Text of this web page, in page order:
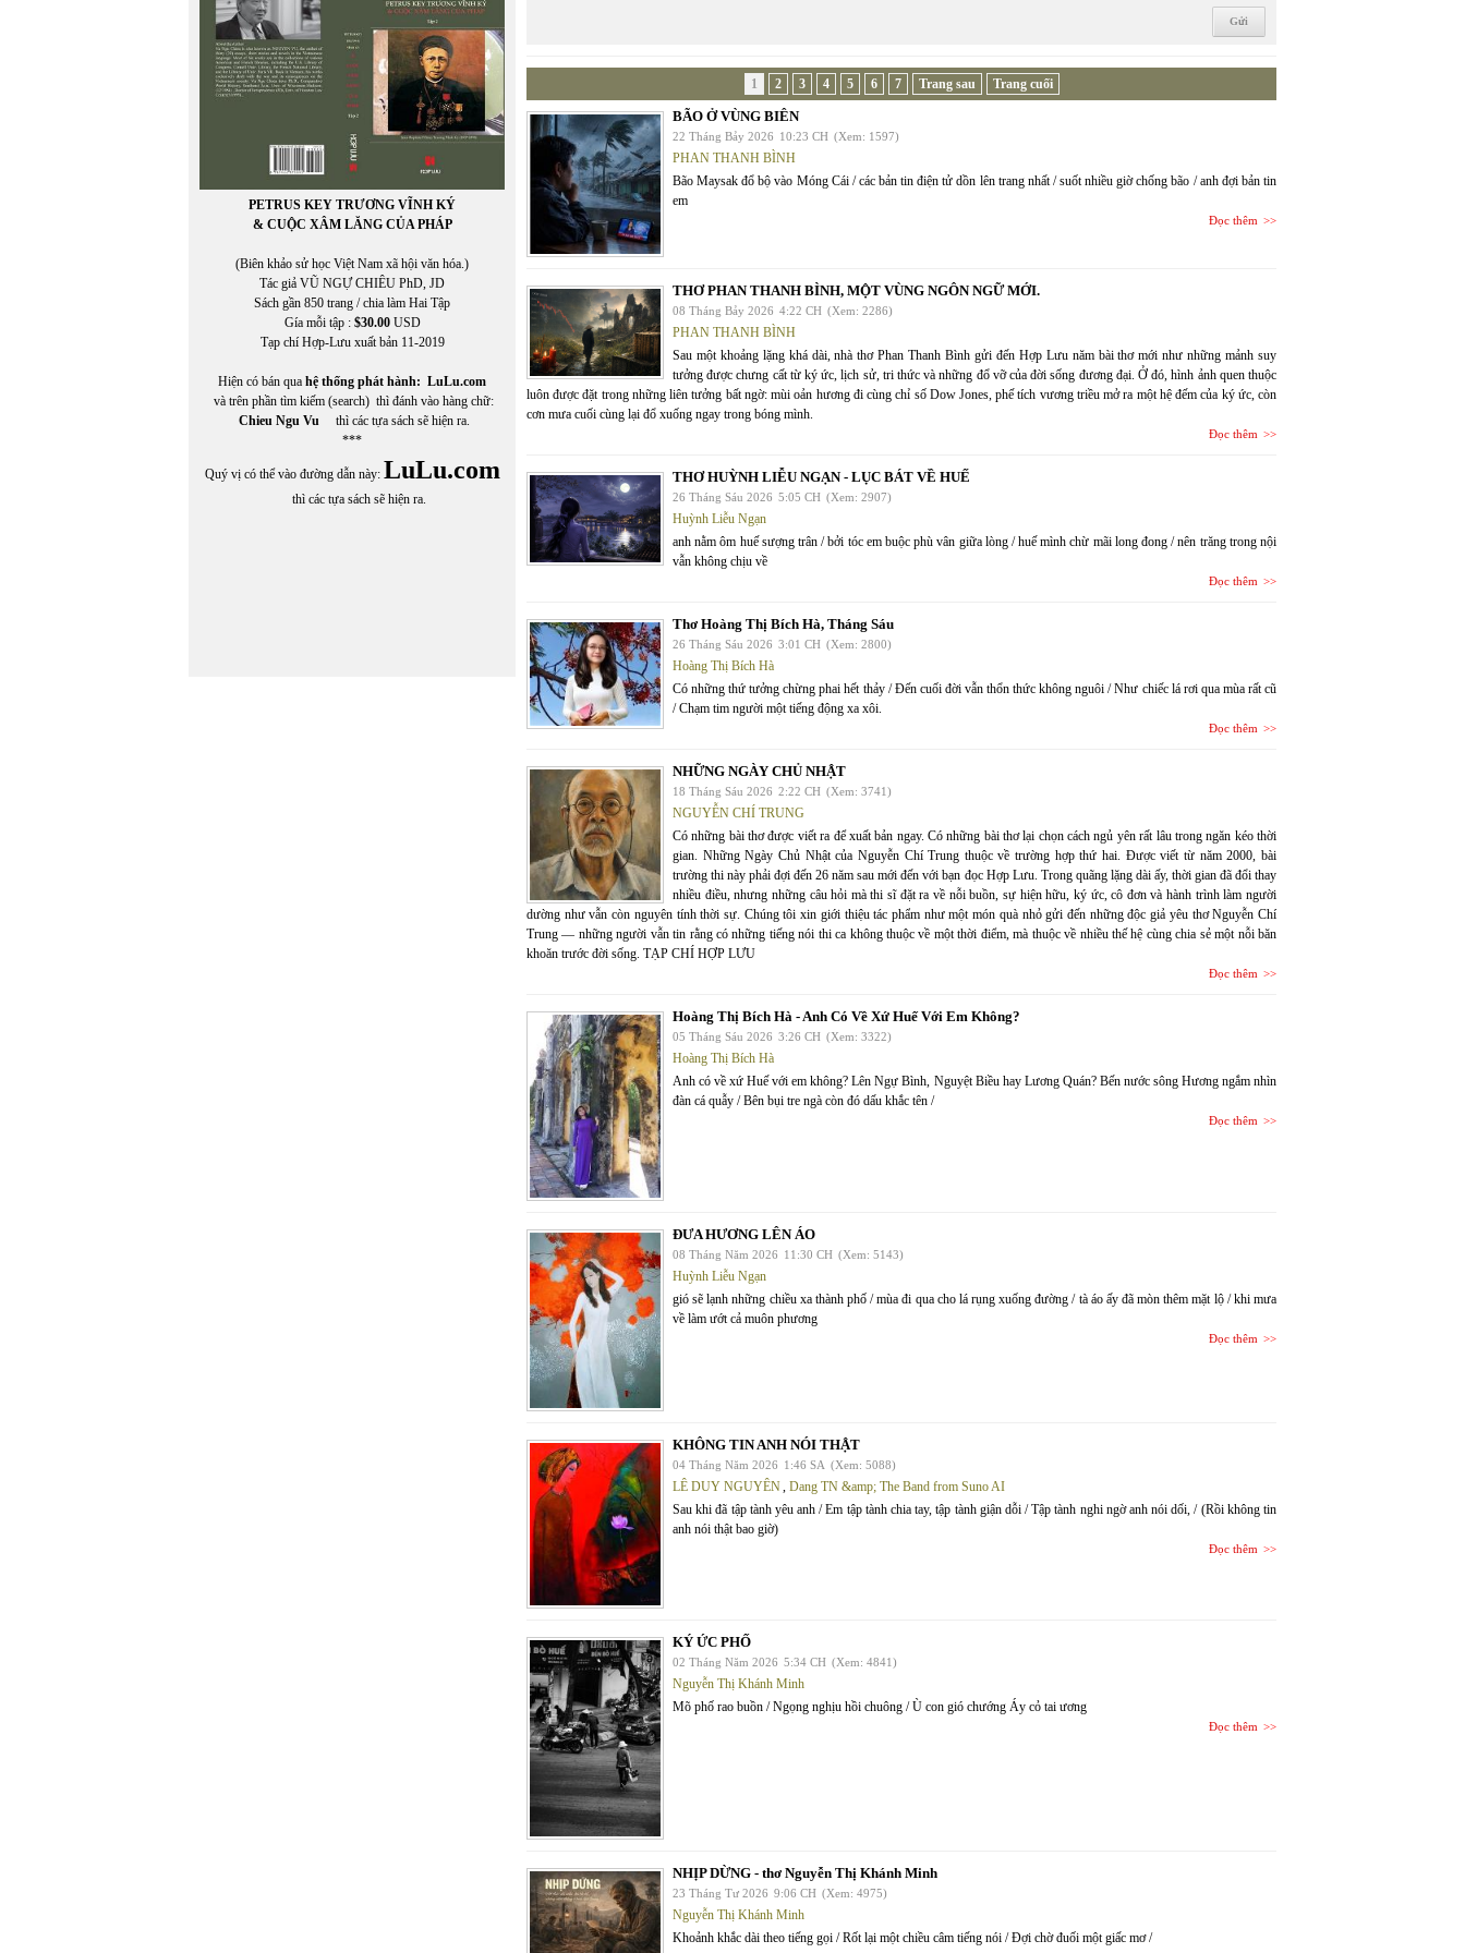
PETRUS KEY TRƯƠNG VĨNH KÝ
& CUỘC XÂM LĂNG CỦA PHÁP
(Biên khảo sử học Việt Nam xã hội văn hóa.)
Tác giả VŨ NGỰ CHIÊU PhD, JD
Sách gần 850 trang / chia làm Hai Tập
Gía mỗi tập : $30.00USD
Tạp chí Hợp-Lưu xuất bản 11-2019
Hiện có bán qua hệ thống phát hành: LuLu.com
và trên phần tìm kiếm (search) thì đánh vào hàng chữ:
Chieu Ngu Vu thì các tựa sách sẽ hiện ra.
***
Quý vị có thể vào đường dẫn này: LuLu.com
thì các tựa sách sẽ hiện ra.
1 2 3 4 5 6 7 Trang sau Trang cuối
BÃO Ở VÙNG BIÊN
22 Tháng Bảy 2026 10:23 CH (Xem: 1597)
PHAN THANH BÌNH
Bão Maysak đổ bộ vào Móng Cái / các bản tin điện tử dồn lên trang nhất / suốt nhiều giờ chống bão / anh đợi bản tin
em
Đọc thêm
THƠ PHAN THANH BÌNH, MỘT VÙNG NGÔN NGỮ MỚI.
08 Tháng Bảy 2026 4:22 CH (Xem: 2286)
PHAN THANH BÌNH
Sau một khoảng lặng khá dài, nhà thơ Phan Thanh Bình gửi đến Hợp Lưu năm bài thơ mới như những mảnh suy
tưởng được chưng cất từ ký ức, lịch sử, tri thức và những đổ vỡ của đời sống đương đại. Ở đó, hình ảnh quen thuộc
luôn được đặt trong những liên tưởng bất ngờ: mùi oản hương đi cùng chỉ số Dow Jones, phế tích vương triều mở ra một hệ đếm của ký ức, còn
cơn mưa cuối cùng lại đổ xuống ngay trong bóng mình.
Đọc thêm
THƠ HUỲNH LIỄU NGẠN - LỤC BÁT VỀ HUẾ
26 Tháng Sáu 2026 5:05 CH (Xem: 2907)
Huỳnh Liễu Ngạn
anh nằm ôm huế sượng trân / bởi tóc em buộc phù vân giữa lòng / huế mình chừ mãi long đong / nên trăng trong nội
vẫn không chịu về
Đọc thêm
Thơ Hoàng Thị Bích Hà, Tháng Sáu
26 Tháng Sáu 2026 3:01 CH (Xem: 2800)
Hoàng Thị Bích Hà
Có những thứ tưởng chừng phai hết thảy / Đến cuối đời vẫn thổn thức không nguôi / Như chiếc lá rơi qua mùa rất cũ
/ Chạm tim người một tiếng động xa xôi.
Đọc thêm
NHỮNG NGÀY CHỦ NHẬT
18 Tháng Sáu 2026 2:22 CH (Xem: 3741)
NGUYỄN CHÍ TRUNG
Có những bài thơ được viết ra để xuất bản ngay. Có những bài thơ lại chọn cách ngủ yên rất lâu trong ngăn kéo thời
gian. Những Ngày Chủ Nhật của Nguyễn Chí Trung thuộc về trường hợp thứ hai. Được viết từ năm 2000, bài
trường thi này phải đợi đến 26 năm sau mới đến với bạn đọc Hợp Lưu. Trong quãng lặng dài ấy, thời gian đã đổi thay
nhiều điều, nhưng những câu hỏi mà thi sĩ đặt ra về nỗi buồn, sự hiện hữu, ký ức, cô đơn và hành trình làm người
dường như vẫn còn nguyên tính thời sự. Chúng tôi xin giới thiệu tác phẩm như một món quà nhỏ gửi đến những độc giả yêu thơ Nguyễn Chí
Trung — những người vẫn tin rằng có những tiếng nói thi ca không thuộc về một thời điểm, mà thuộc về nhiều thế hệ cùng chia sẻ một nỗi băn
khoăn trước đời sống. TẠP CHÍ HỢP LƯU
Đọc thêm
Hoàng Thị Bích Hà - Anh Có Về Xứ Huế Với Em Không?
05 Tháng Sáu 2026 3:26 CH (Xem: 3322)
Hoàng Thị Bích Hà
Anh có về xứ Huế với em không? Lên Ngự Bình, Nguyệt Biều hay Lương Quán? Bến nước sông Hương ngắm nhìn
đàn cá quẫy / Bên bụi tre ngà còn đó dấu khắc tên /
Đọc thêm
ĐƯA HƯƠNG LÊN ÁO
08 Tháng Năm 2026 11:30 CH (Xem: 5143)
Huỳnh Liễu Ngạn
gió sẽ lạnh những chiều xa thành phố / mùa đi qua cho lá rụng xuống đường / tà áo ấy đã mòn thêm mặt lộ / khi mưa
về làm ướt cả muôn phương
Đọc thêm
KHÔNG TIN ANH NÓI THẬT
04 Tháng Năm 2026 1:46 SA (Xem: 5088)
LÊ DUY NGUYÊN, Dang TN &amp; The Band from Suno AI
Sau khi đã tập tành yêu anh / Em tập tành chia tay, tập tành giận dỗi / Tập tành nghi ngờ anh nói dối, / (Rồi không tin
anh nói thật bao giờ)
Đọc thêm
KÝ ỨC PHỐ
02 Tháng Năm 2026 5:34 CH (Xem: 4841)
Nguyễn Thị Khánh Minh
Mõ phố rao buồn / Ngọng nghịu hồi chuông / Ù con gió chướng Áy cỏ tai ương
Đọc thêm
NHỊP DỪNG - thơ Nguyễn Thị Khánh Minh
23 Tháng Tư 2026 9:06 CH (Xem: 4975)
Nguyễn Thị Khánh Minh
Khoảnh khắc dài theo tiếng gọi / Rốt lại một chiều câm tiếng nói / Đợi chờ đuối một giấc mơ /